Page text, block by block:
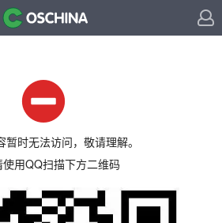
暂时无法访问，敬请理解。
使用QQ扫描下方二维码